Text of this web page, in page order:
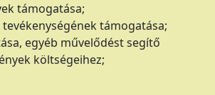
támogatása;
támogatása;
egyéb művelődést segítő
költségeihez;